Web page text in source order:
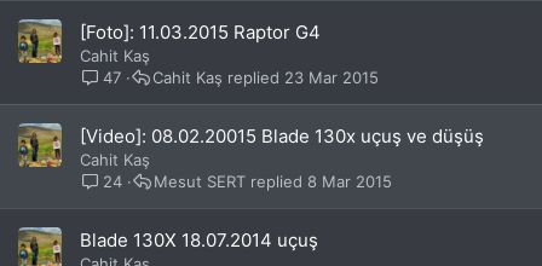
[Foto]: 11.03.2015 Raptor G4
Cahit Kaş
47
23 Mar 2015
Cahit Kaş
[Video]: 08.02.20015 Blade 130x uçuş ve düşüş
Cahit Kaş
24
8 Mar 2015
Mesut SERT
Blade 130X 18.07.2014 uçuş